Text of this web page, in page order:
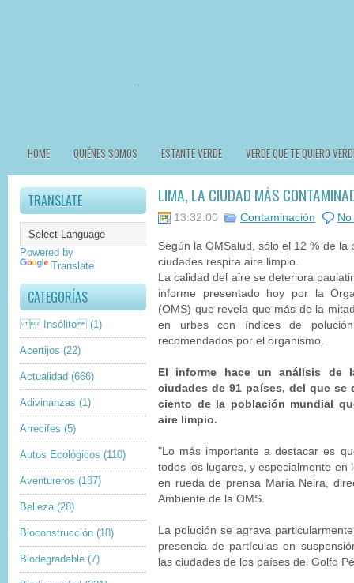
HOME QUIÉNES SOMOS ESTANTE VERDE VERDE QUE TE QUIERO
TRANSLATE
Powered by
Translate
CATEGORÍAS
 Insólito (1)
Acertijos (22)
Actualidad (666)
Adivinanzas (1)
Arrecifes (5)
Autos Ecológicos (110)
Aventureros (187)
Belleza (28)
Bioconstrucción (18)
Biodegradable (7)
LIMA, LA CIUDAD MÁS
13:32:00 Contaminación
Según la OMSalud, sólo el 12 % de
ciudades respira aire limpio.
La calidad del aire se deteriora
informe presentado hoy por la
(OMS) que revela que más de la
en urbes con índices de
recomendados por el organismo.
El informe hace un análisis de
ciudades de 91 países, del que se
ciento de la población mundial
aire limpio.
"Lo más importante a destacar es
todos los lugares, y especialmente en
en rueda de prensa María Neira,
Ambiente de la OMS.
La polución se agrava
presencia de partículas en
las ciudades de los países del Golfo